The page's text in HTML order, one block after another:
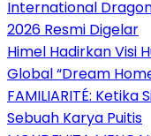
International
2026 Resmi Digelar
Himel Hadirkan Visi
Global “Dream
FAMILIARITÉ:
Sebuah Karya Puitis